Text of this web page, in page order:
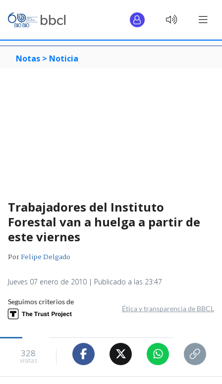
Notas > Noticia
Trabajadores del Instituto
Forestal van a huelga a partir de
este viernes
PorFelipe Delgado
Jueves 07 enero de 2010 | Publicado a las 23:47
Seguimos criterios de
Ética y transparencia de BBCL
328
visitas